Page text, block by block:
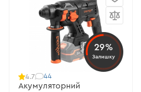
29%
Залишку
4.7 44
Акумуляторний